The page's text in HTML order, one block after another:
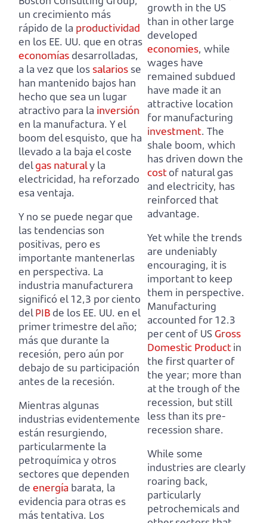
un crecimiento más
rápido de la productividad
en los EE. UU. que en otras
economías desarrolladas,
a la vez que los salarios se
han mantenido bajos han
hecho que sea un lugar
atractivo para la inversión
en la manufactura. Y el
boom del esquisto, que ha
llevado a la baja el coste
delgas naturaly la
electricidad, ha reforzado
esa ventaja.
Y no se puede negar que
las tendencias son
positivas, pero es
importante mantenerlas
en perspectiva. La
industria manufacturera
significó el 12,3 por ciento
delPIB de los EE. UU. en el
primer trimestre del año;
más que durante la
recesión, pero aún por
debajo de su participación
antes de la recesión.
Mientras algunas
industrias evidentemente
están resurgiendo,
particularmente la
petroquímica y otros
sectores que dependen
de energía barata, la
evidencia para otras es
más tentativa. Los
growth in the US
than in other large
developed
economies, while
wages have
remained subdued
have made it an
attractive location
for manufacturing
investment. The
shale boom, which
has driven down the
costof natural gas
and electricity, has
reinforced that
advantage.
Yet while the trends
are undeniably
encouraging, it is
important to keep
them in perspective.
Manufacturing
accounted for 12.3
per cent of US Gross
Domestic Product in
the first quarter of
the year; more than
at the trough of the
recession, but still
less than its pre-
recession share.
While some
industries are clearly
roaring back,
particularly
petrochemicals and